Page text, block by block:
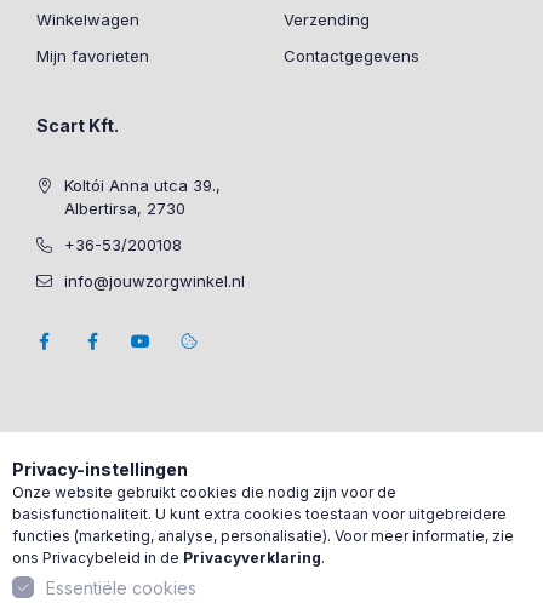
Winkelwagen
Mijn favorieten
Verzending
Contactgegevens
Scart Kft.
Koltói Anna utca 39.,
Albertirsa, 2730
+36-53/200108
info@jouwzorgwinkel.nl
Privacy-instellingen
Onze website gebruikt cookies die nodig zijn voor de
basisfunctionaliteit. U kunt extra cookies toestaan voor uitgebreidere
functies (marketing, analyse, personalisatie). Voor meer informatie, zie
ons Privacybeleid in de Privacyverklaring.
Essentiële cookies